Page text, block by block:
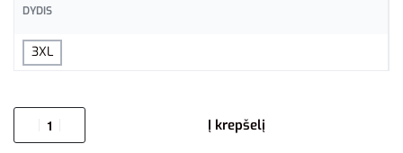
DYDIS
3XL
Į krepšelį